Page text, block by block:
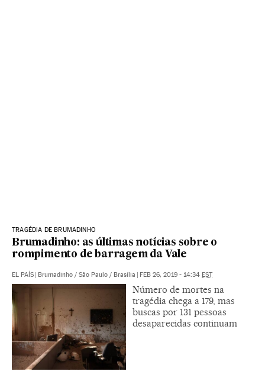
TRAGÉDIA DE BRUMADINHO
Brumadinho: as últimas notícias sobre o
rompimento de barragem da Vale
EL PAÍS Brumadinho / São Paulo / Brasília FEB 26, 2019 - 14:34 EST
Número de mortes na
tragédia chega a 179, mas
buscas por 131 pessoas
desaparecidas continuam